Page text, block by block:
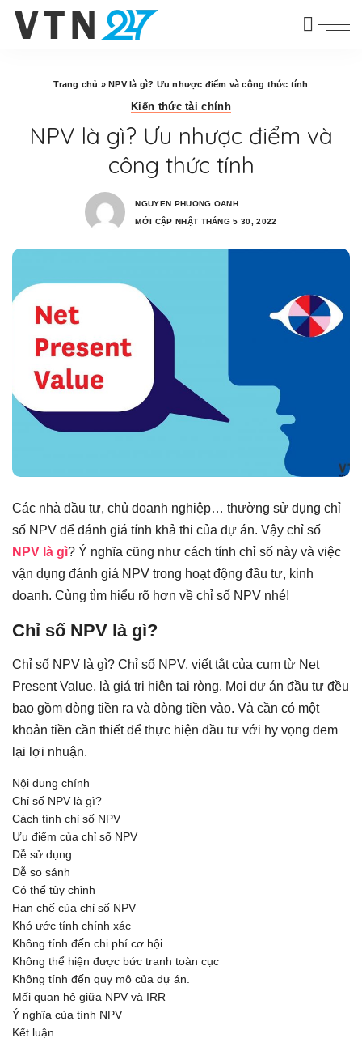
Trang chủ »NPV là gì? Ưu nhược điểm và công thức tính
Kiến thức tài chính
NPV là gì? Ưu nhược điểm và
công thức tính
NGUYEN PHUONG OANH
MỚI CẬP NHẬT THÁNG 5 30, 2022
Các nhà đầu tư, chủ doanh nghiệp… thường sử dụng chỉ
số NPV để đánh giá tính khả thi của dự án. Vậy chỉ số
NPV là gì? Ý nghĩa cũng như cách tính chỉ số này và việc
vận dụng đánh giá NPV trong hoạt động đầu tư, kinh
doanh. Cùng tìm hiểu rõ hơn về chỉ số NPV nhé!
Chỉ số NPV là gì?
Chỉ số NPV là gì? Chỉ số NPV, viết tắt của cụm từ Net
Present Value, là giá trị hiện tại ròng. Mọi dự án đầu tư đều
bao gồm dòng tiền ra và dòng tiền vào. Và cần có một
khoản tiền cần thiết để thực hiện đầu tư với hy vọng đem
lại lợi nhuận.
Nội dung chính
Chỉ số NPV là gì?
Cách tính chỉ số NPV
Ưu điểm của chỉ số NPV
Dễ sử dụng
Dễ so sánh
Có thể tùy chỉnh
Hạn chế của chỉ số NPV
Khó ước tính chính xác
Không tính đến chi phí cơ hội
Không thể hiện được bức tranh toàn cục
Không tính đến quy mô của dự án.
Mối quan hệ giữa NPV và IRR
Ý nghĩa của tính NPV
Kết luận